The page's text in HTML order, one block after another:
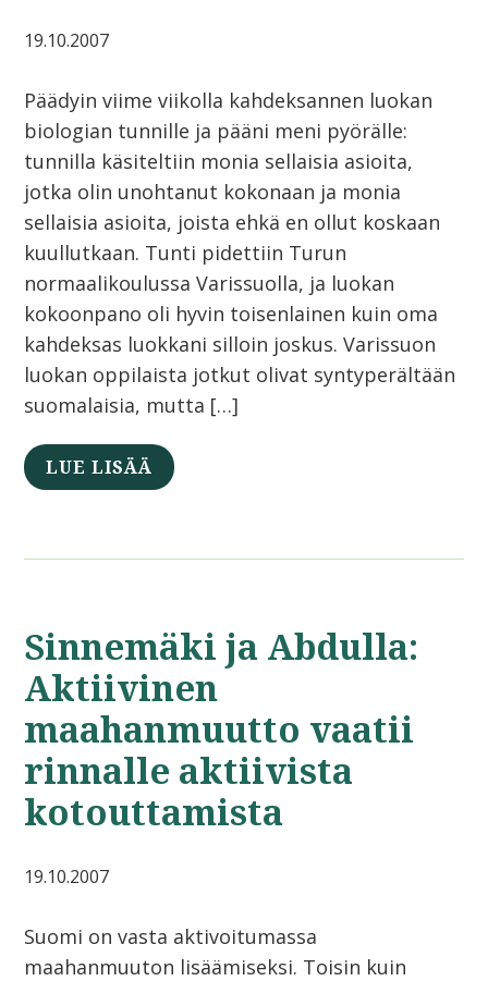
19.10.2007
Päädyin viime viikolla kahdeksannen luokan
biologian tunnille ja pääni meni pyörälle:
tunnilla käsiteltiin monia sellaisia asioita,
jotka olin unohtanut kokonaan ja monia
sellaisia asioita, joista ehkä en ollut koskaan
kuullutkaan. Tunti pidettiin Turun
normaalikoulussa Varissuolla, ja luokan
kokoonpano oli hyvin toisenlainen kuin oma
kahdeksas luokkani silloin joskus. Varissuon
luokan oppilaista jotkut olivat syntyperältään
suomalaisia, mutta […]
LUE LISÄÄ
Sinnemäki ja Abdulla:
Aktiivinen
maahanmuutto vaatii
rinnalle aktiivista
kotouttamista
19.10.2007
Suomi on vasta aktivoitumassa
maahanmuuton lisäämiseksi. Toisin kuin